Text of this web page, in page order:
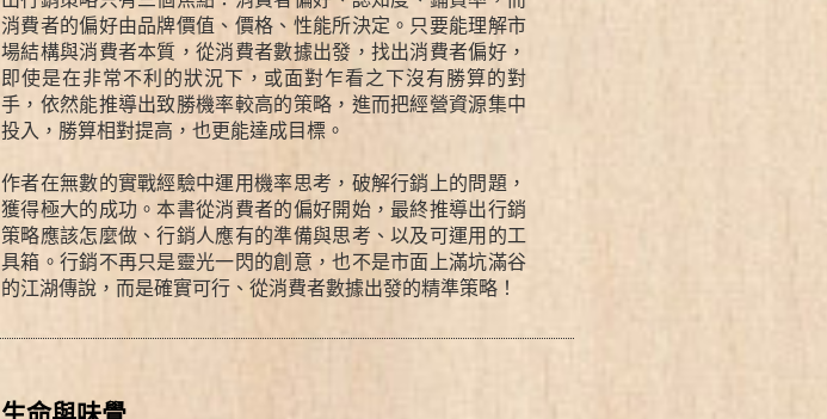
消費者的偏好由品牌價值、價格、性能所決定。只要能理解市
場結構與消費者本質，從消費者數據出發，找出消費者偏好，
即使是在非常不利的狀況下，或面對乍看之下沒有勝算的對
手，依然能推導出致勝機率較高的策略，進而把經營資源集中
投入，勝算相對提高，也更能達成目標。
作者在無數的實戰經驗中運用機率思考，破解行銷上的問題，
獲得極大的成功。本書從消費者的偏好開始，最終推導出行銷
策略應該怎麼做、行銷人應有的準備與思考、以及可運用的工
具箱。行銷不再只是靈光一閃的創意，也不是市面上滿坑滿谷
的江湖傳說，而是確實可行、從消費者數據出發的精準策略！